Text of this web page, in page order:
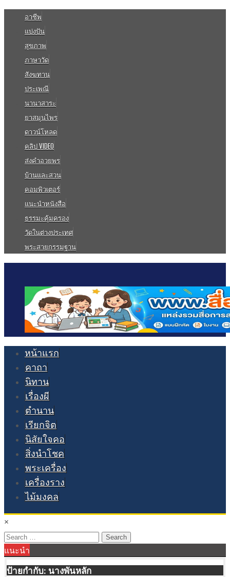
อาชีพ
แบ่งปัน
สุขภาพ
ภาษาวัด
สังฆทาน
ประเพณี
นานาสาระ
ยาสมุนไพร
ดาวน์โหลด
คลิป VIDEO
ส่งคำอวยพร
บ้านและสวน
คอมพิวเตอร์
แนะนำหนังสือ
ธรรมะคุ้มครอง
วัดในต่างประเทศ
พระสายกรรมฐาน
หน้าแรก
คาถา
นิทาน
เรื่องผี
ตำนาน
เรียกจิต
นิสัยใจคอ
สิ่งนำโชค
พระเครื่อง
เครื่องราง
ไม้มงคล
×
Search
for:
แนะนำ
ป้ายกำกับ: นางพันหลัก